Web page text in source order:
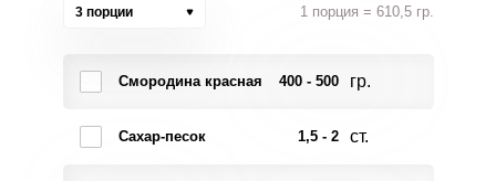
3 порции 1 порция = 610,5 гр.
Смородина красная 400 - 500 гр.
Сахар-песок 1,5 - 2 ст.